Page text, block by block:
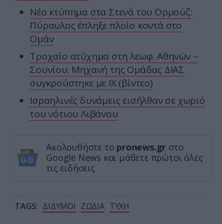
Νέο κτύπημα στα Στενά του Ορμούζ:
Πύραυλος έπληξε πλοίο κοντά στο
Ομάν
Τροχαίο ατύχημα στη λεωφ. Αθηνών –
Σουνίου: Μηχανή της Ομάδας ΔΙΑΣ
συγκρούστηκε με ΙΧ (βίντεο)
Ισραηλινές δυνάμεις εισήλθαν σε χωριό
του νότιου Λιβάνου
Ακολουθήστε το pronews.gr στο
Google News και μάθετε πρώτοι όλες
τις ειδήσεις
TAGS: ΔΙΔΥΜΟΙ ΖΩΔΙΑ ΤΥΧΗ